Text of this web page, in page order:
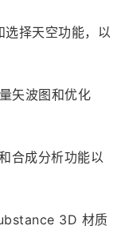
择天空功能，以
矢波图和优化
合成分析功能以
3D 材质